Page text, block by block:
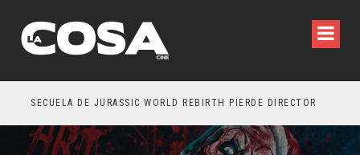
SECUELA DE JURASSIC WORLD REBIRTH PIERDE DIRECTOR